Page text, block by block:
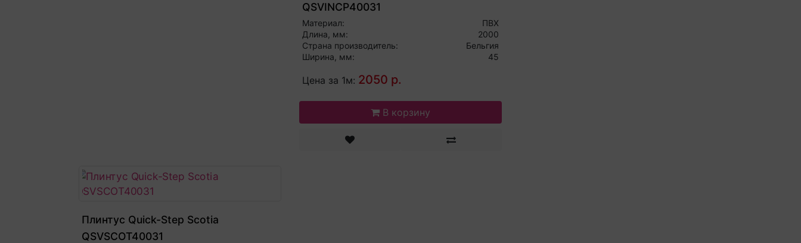
QSVINCP40031
Материал:
ПВХ
Длина, мм:
2000
Страна производитель:
Бельгия
Ширина, мм:
45
Цена за 1м: 2050 р.
В корзину
Плинтус Quick-Step Scotia
QSVSCOT40031